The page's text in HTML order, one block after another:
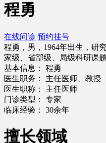
程勇
在线问诊 预约挂号
程勇，男，1964年出生，研
家级、省部级、局级科研课
基本信息：
程勇
医生职务：
主任医师、教授
医生职称：
主任医师
门诊类型：
专家
临床经验：
30余年
擅长领域